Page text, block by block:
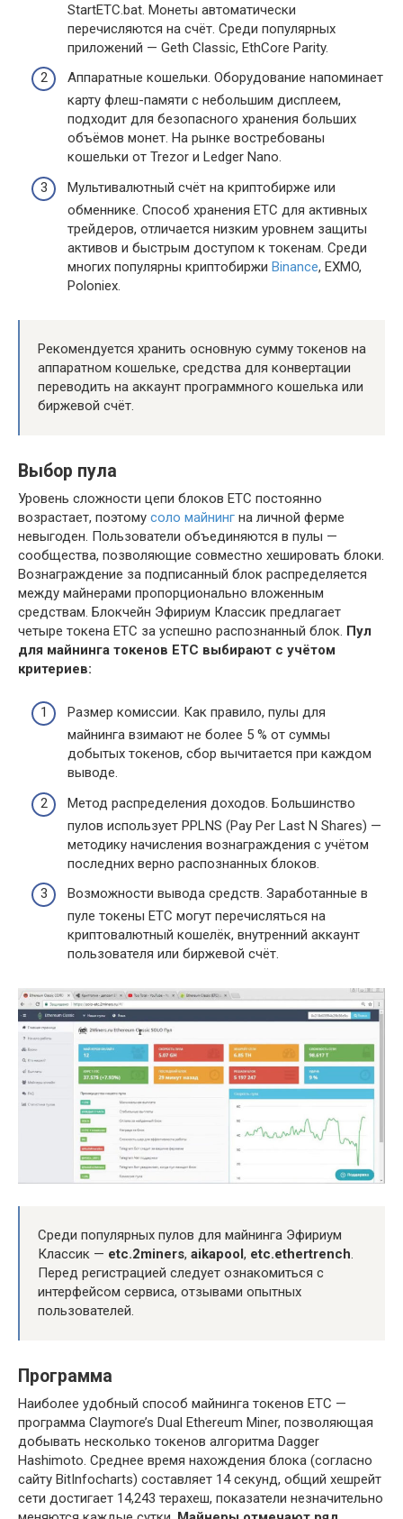
StartETC.bat. Монеты автоматически
перечисляются на счёт. Среди популярных
приложений — Geth Classic, EthCore Parity.
Аппаратные кошельки. Оборудование напоминает
карту флеш-памяти с небольшим дисплеем,
подходит для безопасного хранения больших
объёмов монет. На рынке востребованы
кошельки от Trezor и Ledger Nano.
Мультивалютный счёт на криптобирже или
обменнике. Способ хранения ETC для активных
трейдеров, отличается низким уровнем защиты
активов и быстрым доступом к токенам. Среди
многих популярны криптобиржи Binance, EXMO,
Poloniex.
Рекомендуется хранить основную сумму токенов на
аппаратном кошельке, средства для конвертации
переводить на аккаунт программного кошелька или
биржевой счёт.
Выбор пула
Уровень сложности цепи блоков ETC постоянно
возрастает, поэтому соло майнинг на личной ферме
невыгоден. Пользователи объединяются в пулы —
сообщества, позволяющие совместно хешировать блоки.
Вознаграждение за подписанный блок распределяется
между майнерами пропорционально вложенным
средствам. Блокчейн Эфириум Классик предлагает
четыре токена ETC за успешно распознанный блок. Пул
для майнинга токенов ETC выбирают с учётом
критериев:
Размер комиссии. Как правило, пулы для
майнинга взимают не более 5 % от суммы
добытых токенов, сбор вычитается при каждом
выводе.
Метод распределения доходов. Большинство
пулов использует PPLNS (Pay Per Last N Shares) —
методику начисления вознаграждения с учётом
последних верно распознанных блоков.
Возможности вывода средств. Заработанные в
пуле токены ETC могут перечисляться на
криптовалютный кошелёк, внутренний аккаунт
пользователя или биржевой счёт.
Среди популярных пулов для майнинга Эфириум
Классик — etc.2miners, aikapool, etc.ethertrench.
Перед регистрацией следует ознакомиться с
интерфейсом сервиса, отзывами опытных
пользователей.
Программа
Наиболее удобный способ майнинга токенов ETC —
программа Claymore’s Dual Ethereum Miner, позволяющая
добывать несколько токенов алгоритма Dagger
Hashimoto. Среднее время нахождения блока (согласно
сайту BitInfocharts) составляет 14 секунд, общий хешрейт
сети достигает 14,243 терахеш, показатели незначительно